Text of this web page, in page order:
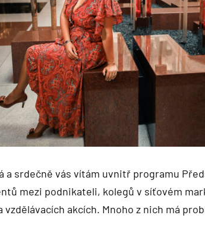
a srdečně vás vítám uvnitř programu
mezi podnikateli, kolegů v síťovém
akcích. Mnoho z nich má